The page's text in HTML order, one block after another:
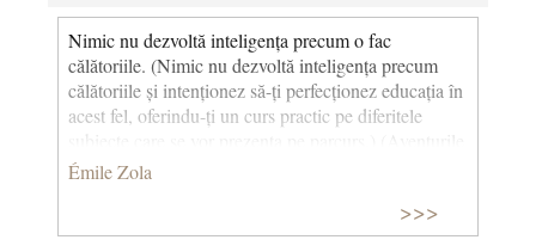
Nimic nu dezvoltă inteligența precum o fac
călătoriile. (Nimic nu dezvoltă inteligența precum
călătoriile și intenționez să-ți perfecționez educația în
acest fel, oferindu-ți un curs practic pe diferitele
subiecte care se vor prezenta pe parcurs.) (Aventurile
marelui Sidoine și ale micului Médéric) © CCC
Émile Zola
>>>